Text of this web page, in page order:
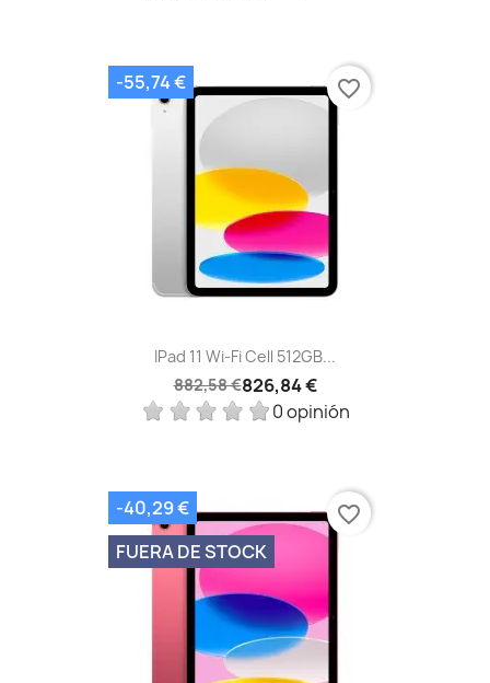
IPad 11 Wi-Fi Cell 512GB...
882,58 €826,84 €
0 opinión
-55,74 € favorite_border
-40,29 €
FUERA DE STOCK
favorite_border